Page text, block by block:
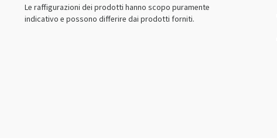
Le raffigurazioni dei prodotti hanno scopo puramente
indicativo e possono differire dai prodotti forniti.